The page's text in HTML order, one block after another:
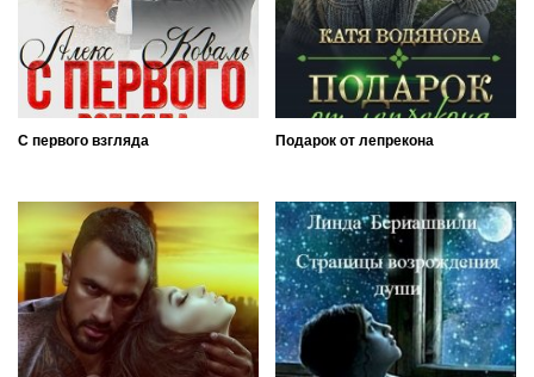
С первого взгляда Подарок от лепрекона